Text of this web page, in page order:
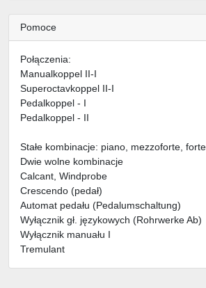
Pomoce
Połączenia:
Manualkoppel II-I
Superoctavkoppel II-I
Pedalkoppel - I
Pedalkoppel - II
Stałe kombinacje: piano, mezzoforte,
Dwie wolne kombinacje
Calcant, Windprobe
Crescendo (pedał)
Automat pedału (Pedalumschaltung)
Wyłącznik gł. językowych (Rohrwerke Ab)
Wyłącznik manuału I
Tremulant